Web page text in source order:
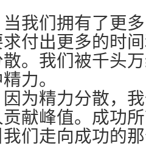
我们拥有了更
付出更多的时
。我们被千头
力。
为精力分散，
献峰值。成功
们走向成功的